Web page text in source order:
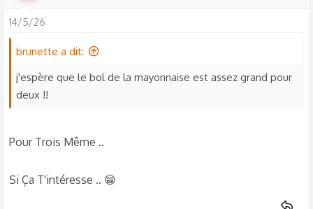
14/5/26
brunette a dit:
j'espère que le bol de la mayonnaise est assez grand pour
deux !!
Pour Trois Même ..
Si Ça T'intéresse .. 😁